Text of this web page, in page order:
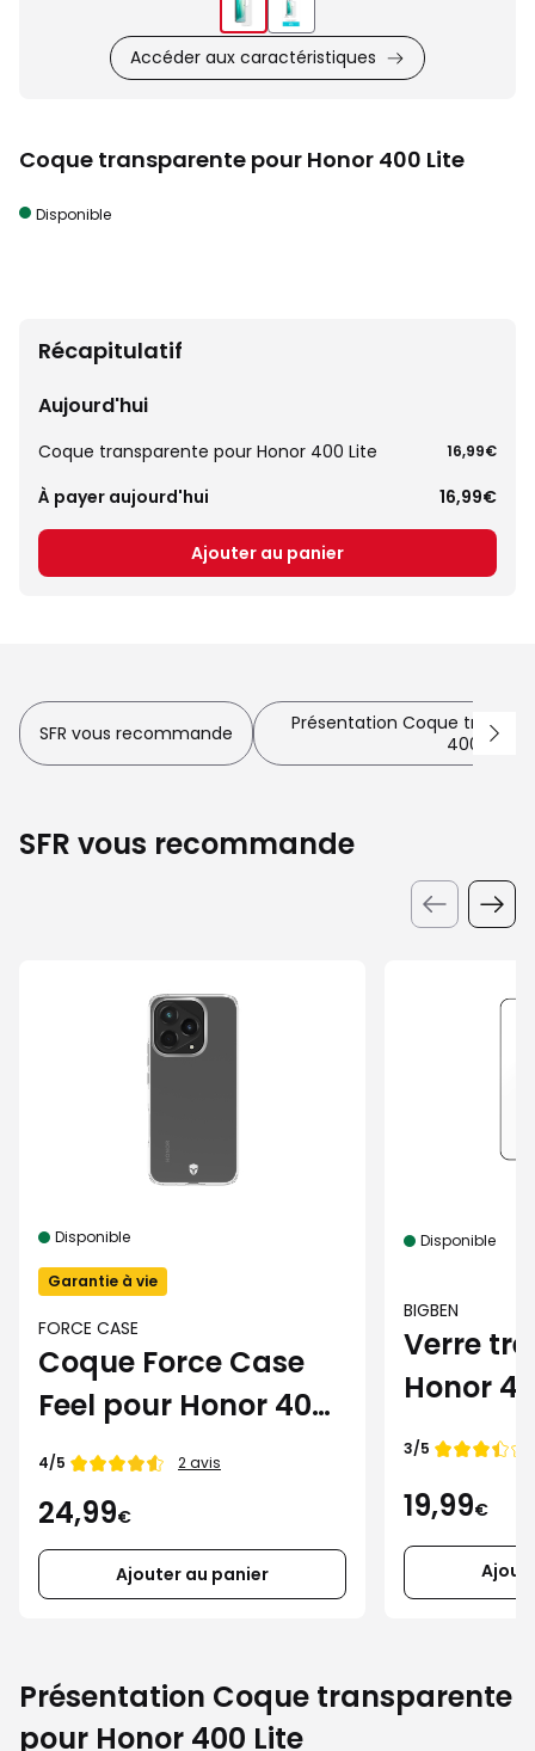
Accéder aux caractéristiques
Coque transparente pour Honor 400 Lite
Disponible
Récapitulatif
Aujourd'hui
Coque transparente pour Honor 400 Lite 16,99€
À payer aujourd'hui 16,99€
Ajouter au panier
SFR vous recommande
Présentation Coque
400 Lite
SFR vous recommande
Disponible
Garantie à vie
FORCE CASE
Coque Force Case
Feel pour Honor 400
Lite
Note de
4/5 2 avis
24,99€
Ajouter au panier
Disponible
BIGBEN
Verre
Honor
Note de
3/5
19,99€
Présentation Coque transparente
pour Honor 400 Lite